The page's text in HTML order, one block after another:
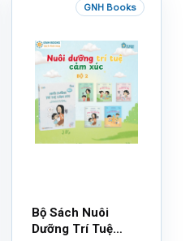
GNH Books
Bộ Sách Nuôi
Dưỡng Trí Tuệ